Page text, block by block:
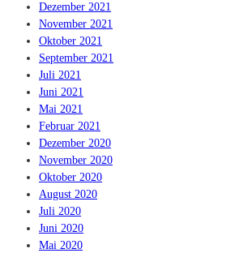
Dezember 2021
November 2021
Oktober 2021
September 2021
Juli 2021
Juni 2021
Mai 2021
Februar 2021
Dezember 2020
November 2020
Oktober 2020
August 2020
Juli 2020
Juni 2020
Mai 2020